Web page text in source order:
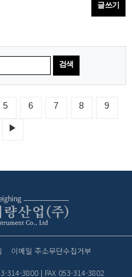
글쓰기
검색
5 6 7 8 9
▶
이메일 주소무단수집거부
314-3800 | FAX 053-314-3802